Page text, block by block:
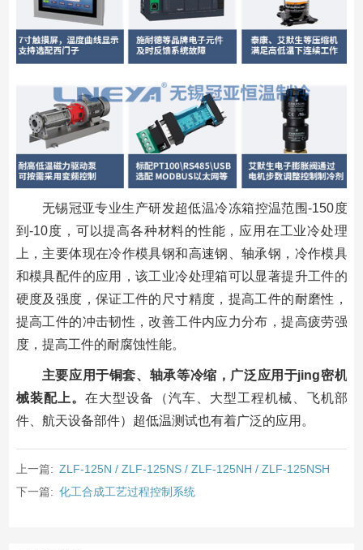
无锡冠亚专业生产研发超低温冷冻箱控温范围-150度
到-10度，可以提高各种材料的性能，应用在工业冷处理
上，主要体现在冷作模具钢和高速钢、轴承钢，冷作模具
和模具配件的应用，该工业冷处理箱可以显著提升工件的
硬度及强度，保证工件的尺寸精度，提高工件的耐磨性，
提高工件的冲击韧性，改善工件内应力分布，提高疲劳强
度，提高工件的耐腐蚀性能。
主要应用于铜套、轴承等冷缩，广泛应用于jing密机
械装配上。在大型设备（汽车、大型工程机械、飞机部
件、航天设备部件）超低温测试也有着广泛的应用。
上一篇: ZLF-125N / ZLF-125NS / ZLF-125NH / ZLF-125NSH
下一篇: 化工合成工艺过程控制系统